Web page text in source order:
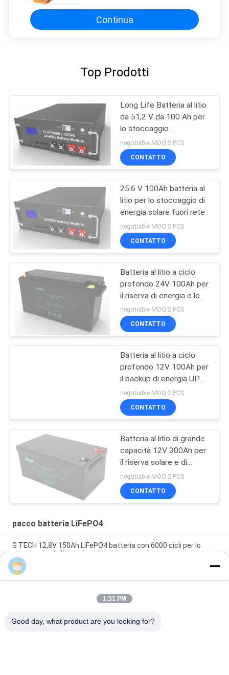
Continua
Top Prodotti
Long Life Batteria al litio
da 51,2 V da 100 Ah per
lo stoccaggio
dell'energia
negotiable MOQ:2 PCS
CONTATTO
25.6 V 100Ah batteria al
litio per lo stoccaggio di
energia solare fuori rete
negotiable MOQ:2 PCS
CONTATTO
Batteria al litio a ciclo
profondo 24V 100Ah per
il riserva di energia e lo
stoccaggio dell'energia
negotiable MOQ:2 PCS
CONTATTO
Batteria al litio a ciclo
profondo 12V 100Ah per
il backup di energia UPS
e lo stoccaggio di
energia
negotiable MOQ:2 PCS
CONTATTO
Batteria al litio di grande
capacità 12V 300Ah per
il riserva solare e di
energia
negotiable MOQ:2 PCS
CONTATTO
pacco batteria LiFePO4
G TECH 12,8V 150Ah LiFePO4 batteria con 6000 cicli per lo
stoccaggio dell'energia solare
Batteria LiFePO4 G TECH 72V 30Ah con 6000 cicli di vita per
biciclette e tricicli elettrici
G TECH 76.8V 100Ah LiFePO4 batteria con 6000 ciclo di vita
1:31 PM
Good day, what product are you looking for?